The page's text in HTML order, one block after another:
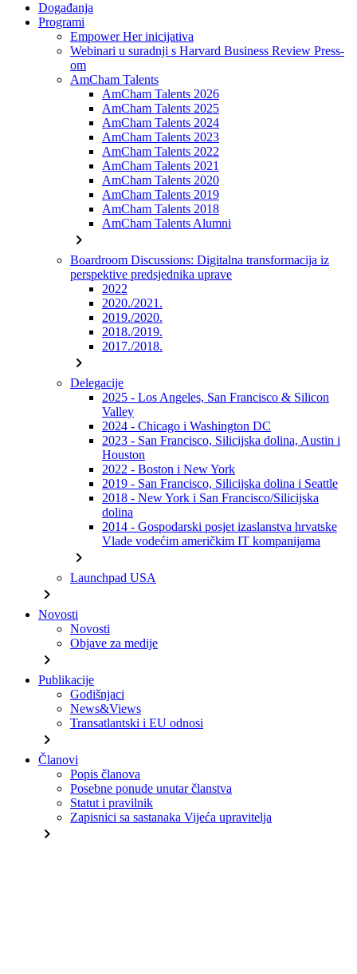
Događanja
Programi
Empower Her inicijativa
Webinari u suradnji s Harvard Business Review Press-
om
AmCham Talents
AmCham Talents 2026
AmCham Talents 2025
AmCham Talents 2024
AmCham Talents 2023
AmCham Talents 2022
AmCham Talents 2021
AmCham Talents 2020
AmCham Talents 2019
AmCham Talents 2018
AmCham Talents Alumni
chevron_right
Boardroom Discussions: Digitalna transformacija iz
perspektive predsjednika uprave
2022
2020./2021.
2019./2020.
2018./2019.
2017./2018.
chevron_right
Delegacije
2025 - Los Angeles, San Francisco & Silicon
Valley
2024 - Chicago i Washington DC
2023 - San Francisco, Silicijska dolina, Austin i
Houston
2022 - Boston i New York
2019 - San Francisco, Silicijska dolina i Seattle
2018 - New York i San Francisco/Silicijska
dolina
2014 - Gospodarski posjet izaslanstva hrvatske
Vlade vodećim američkim IT kompanijama
chevron_right
Launchpad USA
chevron_right
Novosti
Novosti
Objave za medije
chevron_right
Publikacije
Godišnjaci
News&Views
Transatlantski i EU odnosi
chevron_right
Članovi
Popis članova
Posebne ponude unutar članstva
Statut i pravilnik
Zapisnici sa sastanaka Vijeća upravitelja
chevron_right